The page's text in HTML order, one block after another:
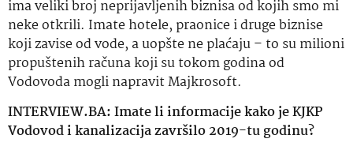
ima veliki broj neprijavljenih biznisa od kojih smo mi
neke otkrili. Imate hotele, praonice i druge biznise
koji zavise od vode, auopštene plaćaju – to sumilioni
propuštenih računa koji sutokom godinaod
Vodovoda mogli napravitMajkrosoft.
INTERVIEW.BA: Imate li informacije kako je KJKP
Vodovod i kanalizacija završilo 2019-tu godinu?